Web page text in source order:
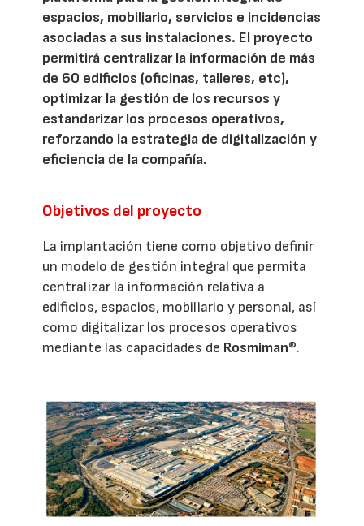
espacios, mobiliario, servicios e incidencias
asociadas a sus instalaciones. El proyecto
permitirá centralizar la información de más
de 60 edificios (oficinas, talleres, etc),
optimizar la gestión de los recursos y
estandarizar los procesos operativos,
reforzando la estrategia de digitalización y
eficiencia de la compañía.
Objetivos del proyecto
La implantación tiene como objetivo definir
un modelo de gestión integral que permita
centralizar la información relativa a
edificios, espacios, mobiliario y personal, así
como digitalizar los procesos operativos
mediante las capacidades de Rosmiman®.